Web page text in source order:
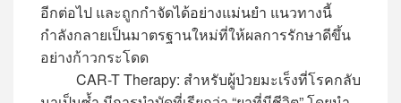
อีกต่อไป และถูกกำจัดได้อย่างแม่นยำ แนวทางนี้
กำลังกลายเป็นมาตรฐานใหม่ที่ให้ผลการรักษาดีขึ้น
อย่างก้าวกระโดด
CAR-T Therapy: สำหรับผู้ป่วยมะเร็งที่โรคกลับ